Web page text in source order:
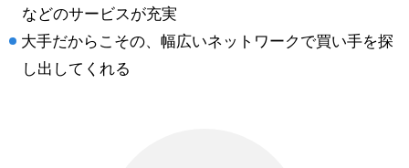
などのサービスが充実
大手だからこその、幅広いネットワークで買い手を探
し出してくれる